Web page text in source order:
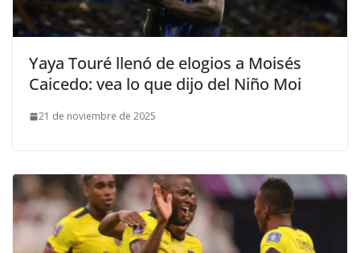
Yaya Touré llenó de elogios a Moisés
Caicedo: vea lo que dijo del Niño Moi
21 de noviembre de 2025